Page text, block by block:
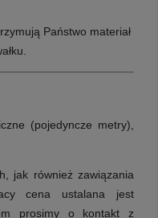
Państwo materiał
(pojedyncze metry),
jak również zawiązania
cena ustalana jest
prosimy o kontakt z